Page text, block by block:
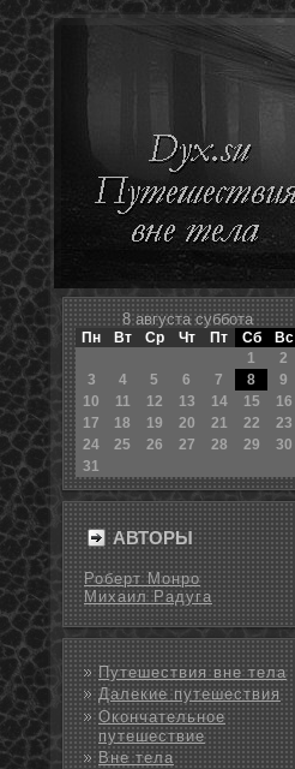
8 августа суббота
Пн Вт Ср Чт Пт Сб
Вс
1
2
3
4 5 6 7 8
9
10
11 12 13 14 15
16
17
18 19 20 21 22
23
24
25 26 27 28 29
30
31
АВТОРЫ
Роберт Монро
Михаил Радуга
Путешествия вне тела
Далекие путешествия
Окончательное
путешествие
Вне тела